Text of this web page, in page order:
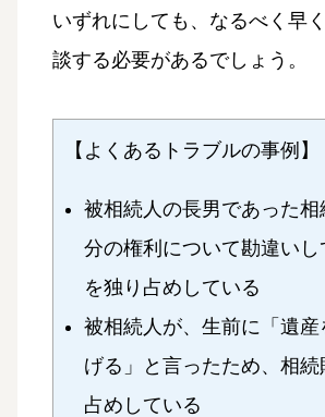
いずれにしても、なるべく早
談する必要があるでしょう。
【よくあるトラブルの事例】
被相続人の長男であった相
分の権利について勘違いし
を独り占めしている
被相続人が、生前に「遺産
げる」と言ったため、相続
占めしている